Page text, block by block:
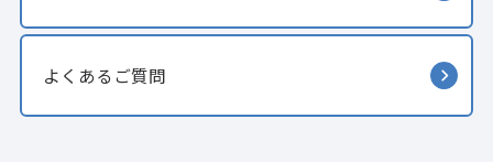
よくあるご質問